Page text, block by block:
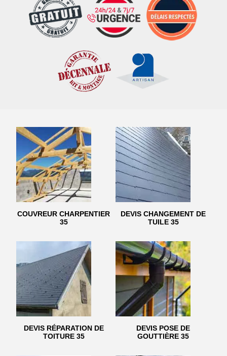
COUVREUR CHARPENTIER
35
DEVIS CHANGEMENT DE
TUILE 35
DEVIS RÉPARATION DE
TOITURE 35
DEVIS POSE DE
GOUTTIÈRE 35